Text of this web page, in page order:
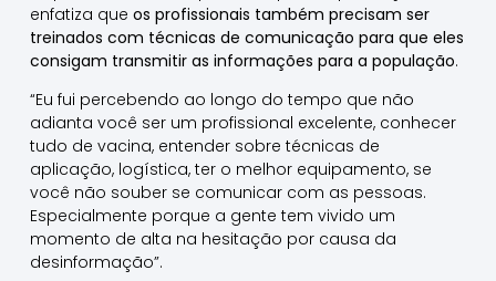
enfatiza que os profissionais também precisam ser
treinados com técnicas de comunicação para que eles
consigam transmitir as informações para a população.
“Eu fui percebendo ao longo do tempo que não
adianta você ser um profissional excelente, conhecer
tudo de vacina, entender sobre técnicas de
aplicação, logística, ter o melhor equipamento, se
você não souber se comunicar com as pessoas.
Especialmente porque a gente tem vivido um
momento de alta na hesitação por causa da
desinformação”.